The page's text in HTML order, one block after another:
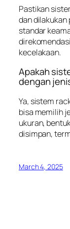
Pastikan
dan dilakukan
standar
kecelakaan.
Apakah
dengan
Ya, sistem
bisa memilih
ukuran,
disimpan,
March 4, 2025